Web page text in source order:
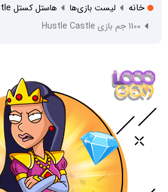
خانه لیست بازی‌ها
هاستل کستل Hustle Castle
1100 جم بازی Hustle Castle